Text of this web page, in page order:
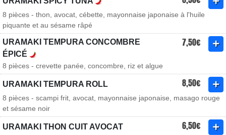
8 pièces - thon, avocat, cébette, mayonnaise japonaise à l'huile
piquante et au sésame râpé
URAMAKI TEMPURA CONCOMBRE
ÉPICÉ
7,50€
8 pièces - crevette panée, concombre, riz et algue
URAMAKI TEMPURA ROLL 8,50€
8 pièces - scampi frit, avocat, mayonnaise japonaise, masago rouge
et sésame noir
URAMAKI THON CUIT AVOCAT 6,50€